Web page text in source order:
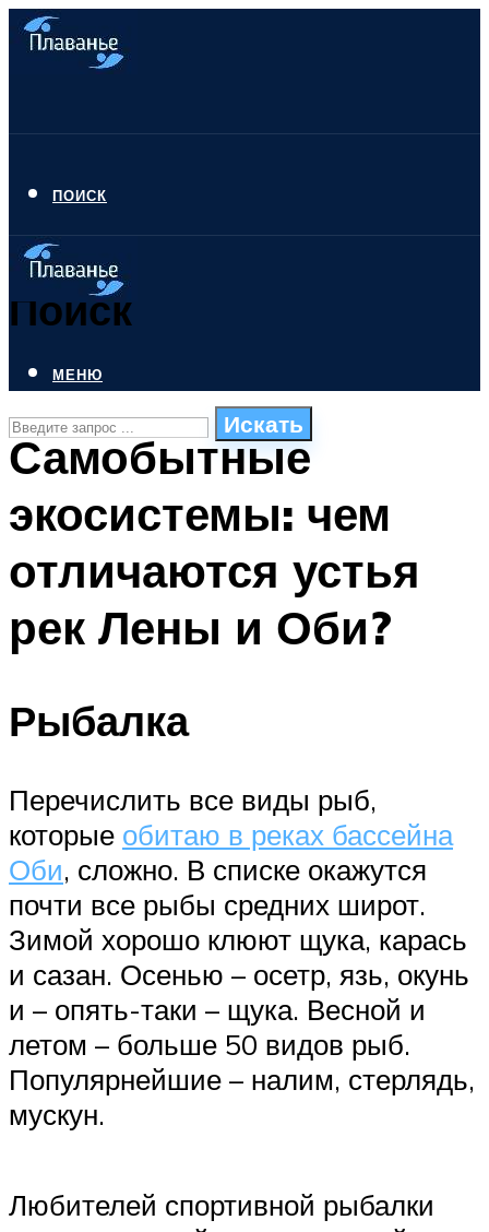
ПОИСК
Поиск
Искать
ПЛАВАНЬЕ ДЛЯ ДЕТЕЙ
БАССЕЙН ДЛЯ ДОМА
ОЧИСТКА БАССЕЙНОВ
МЕНЮ
Самобытные
экосистемы: чем
отличаются устья
рек Лены и Оби?
Рыбалка
Перечислить все виды рыб,
которые обитаю в реках бассейна
Оби, сложно. В списке окажутся
почти все рыбы средних широт.
Зимой хорошо клюют щука, карась
и сазан. Осенью – осетр, язь, окунь
и – опять-таки – щука. Весной и
летом – больше 50 видов рыб.
Популярнейшие – налим, стерлядь,
мускун.
Любителей спортивной рыбалки